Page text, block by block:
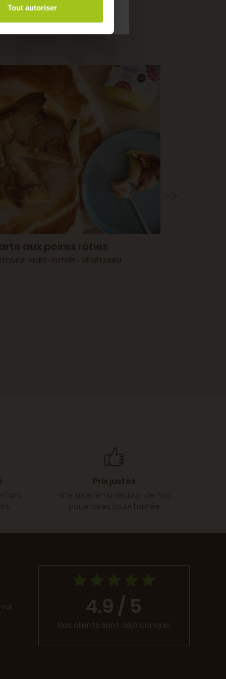
Tout autoriser
Prix justes
Une juste rémunération de nos
partenaires toute l’année
4.9 / 5
Nos clients sont déjà conquis